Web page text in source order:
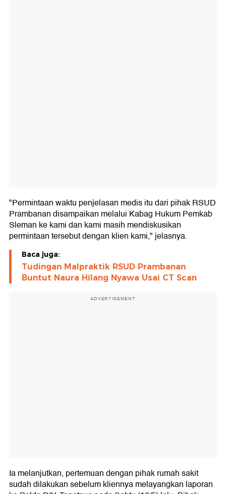
"Permintaan waktu penjelasan medis itu dari pihak RSUD
Prambanan disampaikan melalui Kabag Hukum Pemkab
Sleman ke kami dan kami masih mendiskusikan
permintaan tersebut dengan klien kami," jelasnya.
Baca juga:
Tudingan Malpraktik RSUD Prambanan
Buntut Naura Hilang Nyawa Usai CT Scan
ADVERTISEMENT
Ia melanjutkan, pertemuan dengan pihak rumah sakit
sudah dilakukan sebelum kliennya melayangkan laporan